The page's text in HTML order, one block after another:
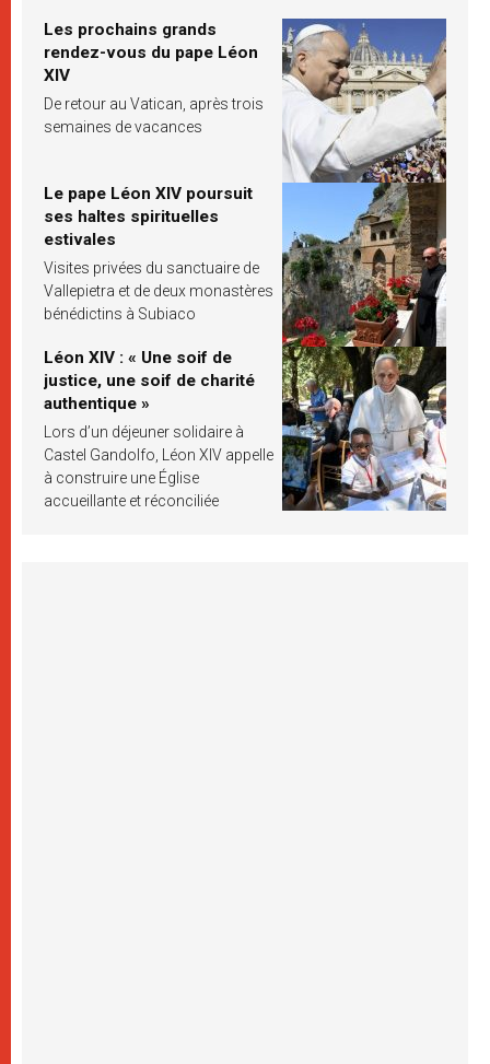
Les prochains grands
rendez-vous du pape Léon
XIV
De retour au Vatican, après trois
semaines de vacances
Le pape Léon XIV poursuit
ses haltes spirituelles
estivales
Visites privées du sanctuaire de
Vallepietra et de deux monastères
bénédictins à Subiaco
Léon XIV : « Une soif de
justice, une soif de charité
authentique »
Lors d’un déjeuner solidaire à
Castel Gandolfo, Léon XIV appelle
à construire une Église
accueillante et réconciliée